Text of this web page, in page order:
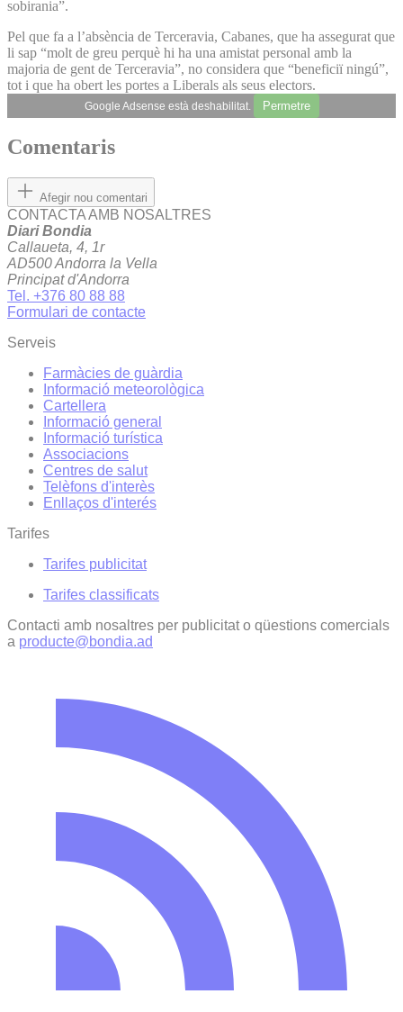
sobirania”.
Pel que fa a l’absència de Terceravia, Cabanes, que ha assegurat que
li sap “molt de greu perquè hi ha una amistat personal amb la
majoria de gent de Terceravia”, no considera que “beneficiï ningú”,
tot i que ha obert les portes a Liberals als seus electors.
Google Adsense està deshabilitat. Permetre
Comentaris
Afegir nou comentari
CONTACTA AMB NOSALTRES
Diari Bondia
Callaueta, 4, 1r
AD500 Andorra la Vella
Principat d'Andorra
Tel. +376 80 88 88
Formulari de contacte
Serveis
Farmàcies de guàrdia
Informació meteorològica
Cartellera
Informació general
Informació turística
Associacions
Centres de salut
Telèfons d'interès
Enllaços d'interés
Tarifes
Tarifes publicitat
Tarifes classificats
Contacti amb nosaltres per publicitat o qüestions comercials
a producte@bondia.ad